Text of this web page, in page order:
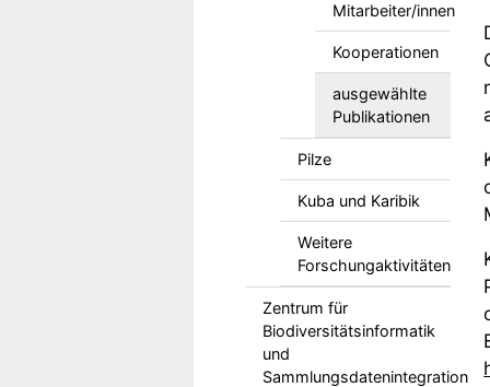
Mitarbeiter/innen
Kooperationen
ausgewählte
Publikationen
Pilze
Kuba und Karibik
Weitere
Forschungaktivitäten
Zentrum für
Biodiversitätsinformatik
und
Sammlungsdatenintegration